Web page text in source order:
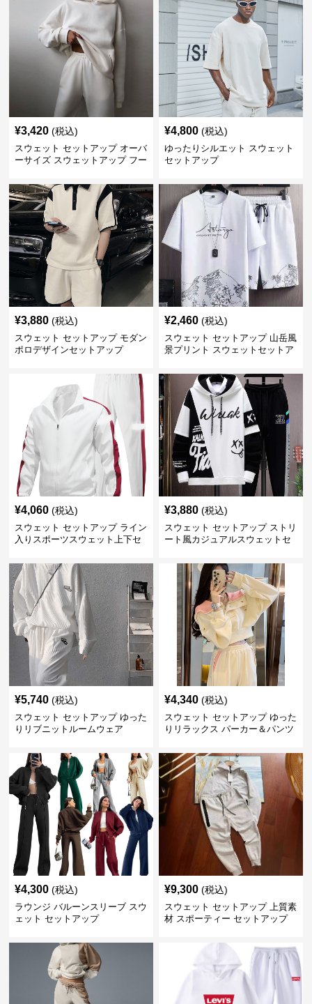
¥3,420 (税込)
スウェット セットアップ オーバ
ーサイズ スウェットアップ フー
¥4,800 (税込)
ゆったりシルエット スウェット
セットアップ
¥3,880 (税込)
スウェット セットアップ モダン
ポロデザインセットアップ
¥2,460 (税込)
スウェット セットアップ 山岳風
景プリント スウェットセットア
¥4,060 (税込)
スウェット セットアップ ライン
入りスポーツスウェット上下セ
¥3,880 (税込)
スウェット セットアップ ストリ
ート風カジュアルスウェットセ
¥5,740 (税込)
スウェット セットアップ ゆった
りリブニットルームウェア
¥4,340 (税込)
スウェット セットアップ ゆった
りリラックス パーカー＆パンツ
¥4,300 (税込)
ラウンジ バルーンスリーブ スウ
ェット セットアップ
¥9,300 (税込)
スウェット セットアップ 上質素
材 スポーティー セットアップ